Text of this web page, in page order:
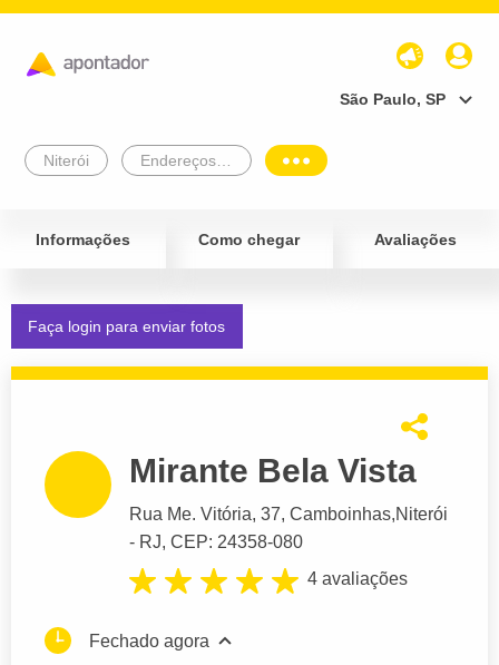
São Paulo, SP
Niterói
Informações Como chegar Avaliações
Faça login para enviar fotos
Mirante Bela Vista
Rua Me. Vitória, 37, Camboinhas,Niterói
- RJ, CEP: 24358-080
4 avaliações
Fechado agora